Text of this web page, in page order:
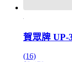
賀眾牌 UP-
(16)